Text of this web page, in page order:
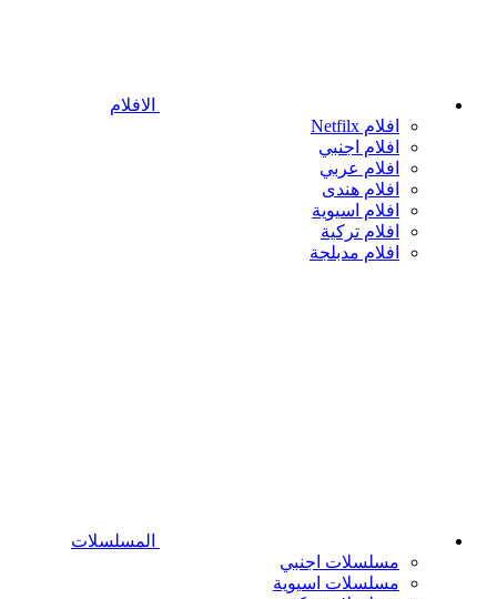
الافلام
افلام Netfilx
افلام اجنبي
افلام عربي
افلام هندى
افلام اسيوية
افلام تركية
افلام مدبلجة
المسلسلات
مسلسلات اجنبي
مسلسلات اسيوية